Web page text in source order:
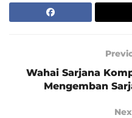
Wahai Sarjana
Mengemban